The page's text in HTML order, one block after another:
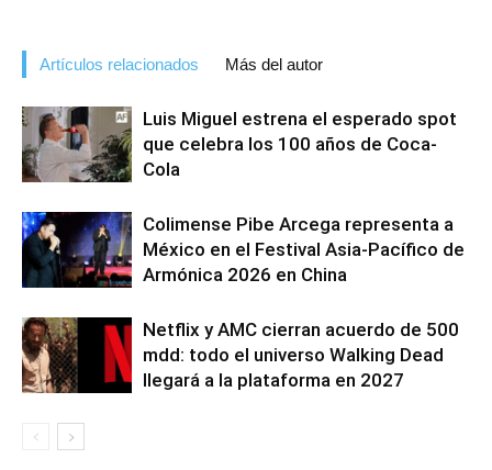
Artículos relacionados Más del autor
Luis Miguel estrena el esperado spot
que celebra los 100 años de Coca-
Cola
Colimense Pibe Arcega representa a
México en el Festival Asia-Pacífico de
Armónica 2026 en China
Netflix y AMC cierran acuerdo de 500
mdd: todo el universo Walking Dead
llegará a la plataforma en 2027